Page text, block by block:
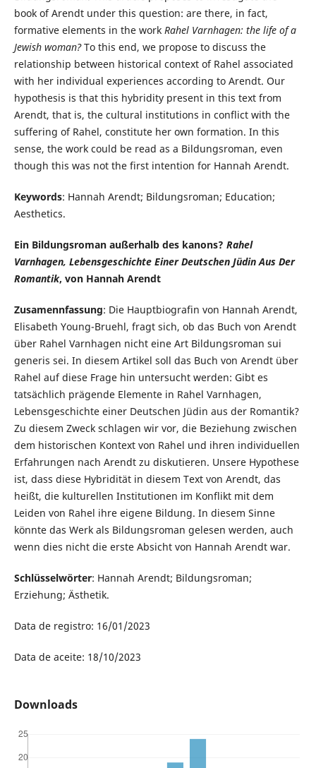
book of Arendt under this question: are there, in fact,
formative elements in the work Rahel Varnhagen: the life of a
Jewish woman?To this end, we propose to discuss the
relationship between historical context of Rahel associated
with her individual experiences according to Arendt. Our
hypothesis is that this hybridity present in this text from
Arendt, that is, the cultural institutions in conflict with the
suffering of Rahel, constitute her own formation. In this
sense, the work could be read as a Bildungsroman, even
though this was not the first intention for Hannah Arendt.
Keywords: Hannah Arendt; Bildungsroman; Education;
Aesthetics.
Ein Bildungsroman außerhalb des kanons? Rahel
Varnhagen, Lebensgeschichte Einer Deutschen Jüdin Aus Der
Romantik, von Hannah Arendt
Zusamennfassung: Die Hauptbiografin von Hannah Arendt,
Elisabeth Young-Bruehl, fragt sich, ob das Buch von Arendt
über Rahel Varnhagen nicht eine Art Bildungsroman sui
generis sei. In diesem Artikel soll das Buch von Arendt über
Rahel auf diese Frage hin untersucht werden: Gibt es
tatsächlich prägende Elemente in Rahel Varnhagen,
Lebensgeschichte einer Deutschen Jüdin aus der Romantik?
Zu diesem Zweck schlagen wir vor, die Beziehung zwischen
dem historischen Kontext von Rahel und ihren individuellen
Erfahrungen nach Arendt zu diskutieren. Unsere Hypothese
ist, dass diese Hybridität in diesem Text von Arendt, das
heißt, die kulturellen Institutionen im Konflikt mit dem
Leiden von Rahel ihre eigene Bildung. In diesem Sinne
könnte das Werk als Bildungsroman gelesen werden, auch
wenn dies nicht die erste Absicht von Hannah Arendt war.
Schlüsselwörter: Hannah Arendt; Bildungsroman;
Erziehung; Ästhetik.
Data de registro: 16/01/2023
Data de aceite: 18/10/2023
Downloads